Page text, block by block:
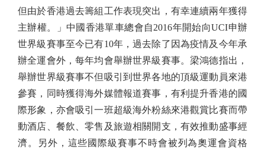
但由於香港過去籌組工作表現突出，有幸連續兩年獲得
主辦權。」中國香港單車總會自2016年開始向UCI申辦
世界級賽事至今已有10年，過去除了因為疫情及今年承
辦全運會外，每年均會舉辦世界級賽事。梁鴻德指出，
舉辦世界級賽事不但吸引到世界各地的頂級運動員來港
參賽，同時獲得海外媒體報道賽事，有利提升香港的國
際形象，亦會吸引一班超級海外粉絲來港觀賞比賽而帶
動酒店、餐飲、零售及旅遊相關開支，有效推動盛事經
濟。另外，這些國際級賽事不時會被列為奧運會資格